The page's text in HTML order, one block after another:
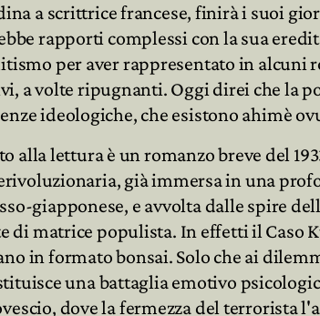
a scrittrice francese, finirà i suoi
rapporti complessi con la sua
per aver rappresentato in alcuni
a volte ripugnanti. Oggi direi che la
ideologiche, che esistono ahimè
alla lettura è un romanzo breve del
già immersa in una
giapponese, e avvolta dalle spire
di matrice populista. In effetti il Caso
in formato bonsai. Solo che ai
una battaglia emotivo
dove la fermezza del terrorista